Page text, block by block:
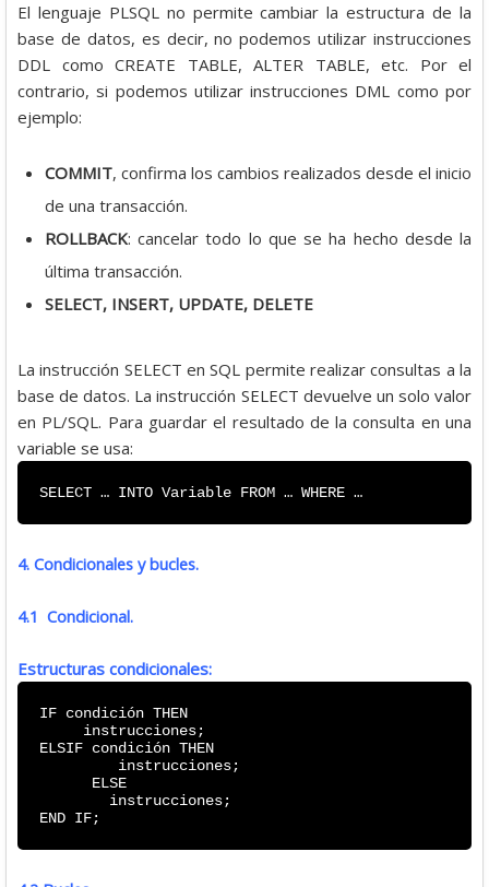
El lenguaje PLSQL no permite cambiar la estructura de la
base de datos, es decir, no podemos utilizar instrucciones
DDL como CREATE TABLE, ALTER TABLE, etc. Por el
contrario, si podemos utilizar instrucciones DML como por
ejemplo:
COMMIT, confirma los cambios realizados desde el inicio
de una transacción.
ROLLBACK: cancelar todo lo que se ha hecho desde la
última transacción.
SELECT, INSERT, UPDATE, DELETE
La instrucción SELECT en SQL permite realizar consultas a la
base de datos. La instrucción SELECT devuelve un solo valor
en PL/SQL. Para guardar el resultado de la consulta en una
variable se usa:
SELECT … INTO Variable FROM … WHERE …
4. Condicionales y bucles.
4.1 Condicional.
Estructuras condicionales:
IF condición THEN
instrucciones;
ELSIF condición THEN
instrucciones;
ELSE
instrucciones;
END IF;